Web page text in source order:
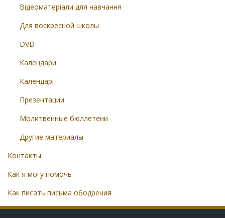
Відеоматеріали для навчання
Для воскресной школы
DVD
Календари
Календарі
Презентации
Молитвенные бюллетени
Другие материалы
Контакты
Как я могу помочь
Как писать письма ободрения